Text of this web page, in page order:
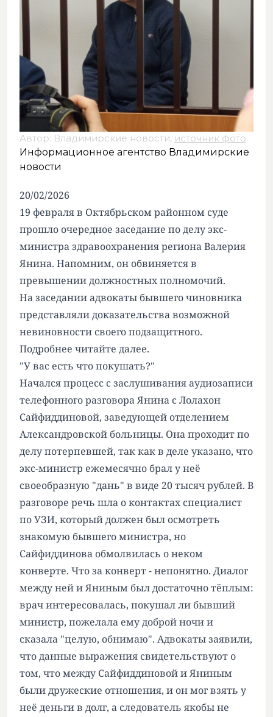
Автор: Владимирские новости, источник фото.
Информационное агентство Владимирские
новости
20/02/2026
19 февраля в Октябрьском районном суде
прошло очередное заседание по делу экс-
министра здравоохранения региона Валерия
Янина. Напомним, он обвиняется в
превышении должностных полномочий.
На заседании адвокаты бывшего чиновника
представляли доказательства возможной
невиновности своего подзащитного.
Подробнее читайте далее.
"У вас есть что покушать?"
Начался процесс с заслушивания аудиозаписи
телефонного разговора Янина с Лолахон
Сайфиддиновой, заведующей отделением
Александровской больницы. Она проходит по
делу потерпевшей, так как в деле указано, что
экс-министр ежемесячно брал у неё
своеобразную "дань" в виде 20 тысяч рублей. В
разговоре речь шла о контактах специалист
по УЗИ, который должен был осмотреть
знакомую бывшего министра, но
Сайфиддинова обмолвилась о неком
конверте. Что за конверт - непонятно. Диалог
между ней и Яниным был достаточно тёплым:
врач интересовалась, покушал ли бывший
министр, пожелала ему доброй ночи и
сказала "целую, обнимаю". Адвокаты заявили,
что данные выражения свидетельствуют о
том, что между Сайфиддиновой и Яниным
были дружеские отношения, и он мог взять у
неё деньги в долг, а следователь якобы не